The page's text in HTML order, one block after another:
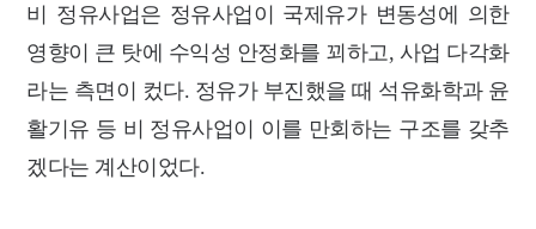
비 정유사업은 정유사업이 국제유가 변동성에 의한
영향이 큰 탓에 수익성 안정화를 꾀하고, 사업 다각화
라는 측면이 컸다. 정유가 부진했을 때 석유화학과 윤
활기유 등 비 정유사업이 이를 만회하는 구조를 갖추
겠다는 계산이었다.